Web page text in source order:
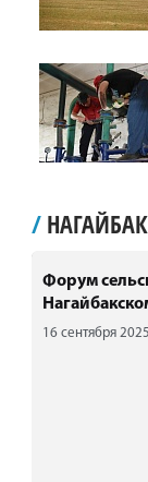
/
Форум
16 сентября 2025